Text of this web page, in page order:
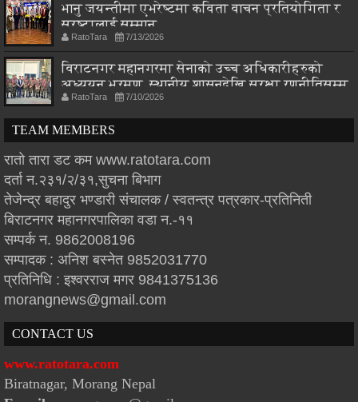
भानु जयन्तीमा एभरेष्टमा कविता वाचन प्रतियोगिता र
स्रष्टालाई सम्मान
RatoTara 7/13/2026
विराटनगर महानगरमा सेनाको उच्च अधिकारीहरुको
अध्ययन भ्रमण, स्थानीय शासनदेखि सुरक्षा रणनीतिसम्म
छलफल
RatoTara 7/10/2026
TEAM MEMBERS
रातो तारा डट कम www.ratotara.com
दर्ता न.२३१/२/३१,सुचना बिभाग
तेजेन्द्र बहादुर भण्डारी संचालक / स्वतन्त्र पत्रकार-प्रतिनिती
बिराटनगर महानगरपालिका वडा न.-११
सम्पर्क न. 9862008196
सम्पादक : अनिश बस्नेत 9852031770
प्रतिनिधि : इश्वरराज मगर 9841375136
morangnews@gmail.com
CONTACT US
www.ratotara.com
Biratnagar, Morang Nepal